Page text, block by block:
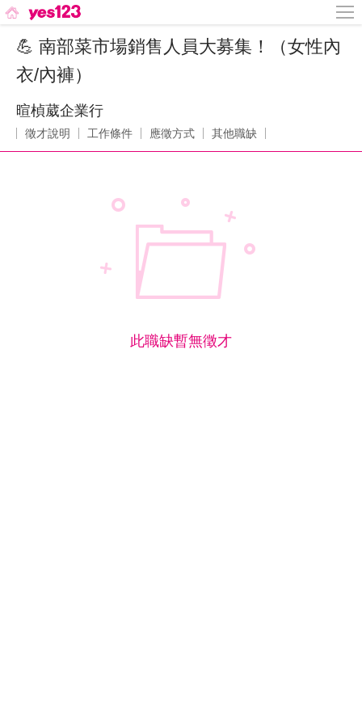
💪 南部菜市場銷售人員大募集！（女性內
衣/內褲）
暄楨葳企業行
徵才說明 工作條件 應徵方式 其他職缺
此職缺暫無徵才